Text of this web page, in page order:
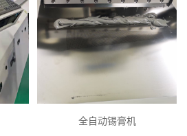
全自动锡膏机